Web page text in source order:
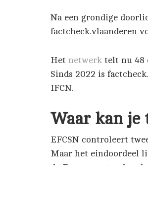
Na een grondige
factcheck.vlaanderen
Het netwerk telt nu 48
Sinds 2022 is
IFCN.
Waar kan je
EFCSN controleert
Maar het eindoordeel
de Europese